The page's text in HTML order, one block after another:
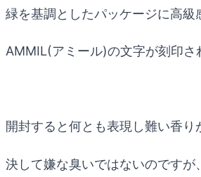
緑を基調としたパッケージに高級
AMMIL(アミール)の文字が刻印さ
開封すると何とも表現し難い香り
決して嫌な臭いではないのですが